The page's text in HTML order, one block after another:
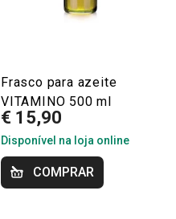
Frasco para azeite
VITAMINO 500 ml
€ 15,90
Disponível na loja online
COMPRAR